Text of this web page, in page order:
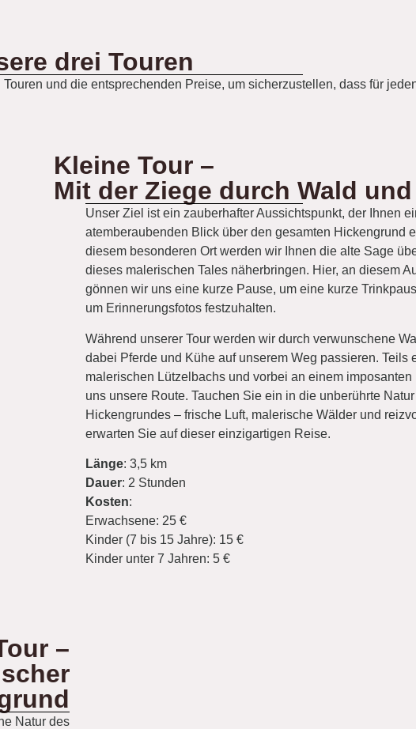
drei Touren
und die entsprechenden Preise, um sicherzustellen, dass für
Kleine Tour –
Mit der Ziege durch Wald
Unser Ziel ist ein zauberhafter Aussichtspunkt, der Ihnen
atemberaubenden Blick über den gesamten Hickengrund
diesem besonderen Ort werden wir Ihnen die alte Sage
dieses malerischen Tales näherbringen. Hier, an diesem
gönnen wir uns eine kurze Pause, um eine kurze
um Erinnerungsfotos festzuhalten.
Während unserer Tour werden wir durch verwunschene
dabei Pferde und Kühe auf unserem Weg passieren. Teils
malerischen Lützelbachs und vorbei an einem imposanten
uns unsere Route. Tauchen Sie ein in die unberührte
Hickengrundes – frische Luft, malerische Wälder und
erwarten Sie auf dieser einzigartigen Reise.
Länge: 3,5 km
Dauer: 2 Stunden
Kosten:
Erwachsene: 25 €
Kinder (7 bis 15 Jahre): 15 €
Kinder unter 7 Jahren: 5 €
–
Natur des